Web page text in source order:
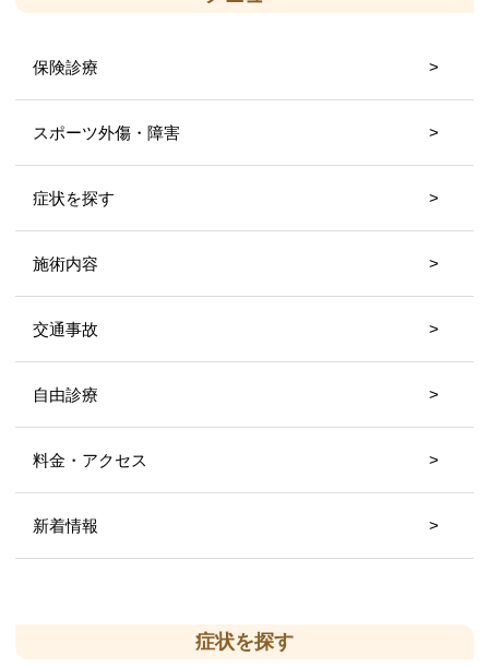
保険診療
スポーツ外傷・障害
症状を探す
施術内容
交通事故
自由診療
料金・アクセス
新着情報
症状を探す